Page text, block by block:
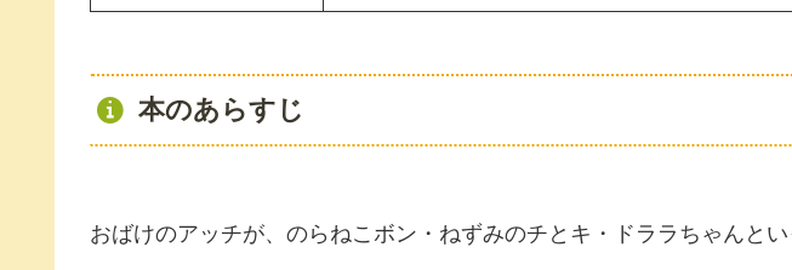
本のあらすじ
おばけのアッチが、のらねこボン・ねずみのチとキ・ドララちゃんとい